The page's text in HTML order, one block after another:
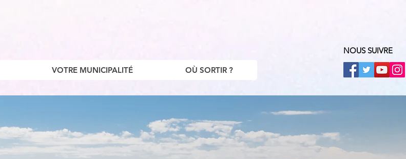
VOTRE MUNICIPALITÉ OÙ SORTIR ?
NOUS SUIVRE